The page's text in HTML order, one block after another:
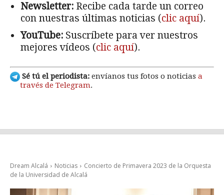
Newsletter: Recibe cada tarde un correo
con nuestras últimas noticias (clic aquí).
YouTube: Suscríbete para ver nuestros
mejores vídeos (clic aquí).
Sé tú el periodista: envíanos tus fotos o noticias a
través de Telegram.